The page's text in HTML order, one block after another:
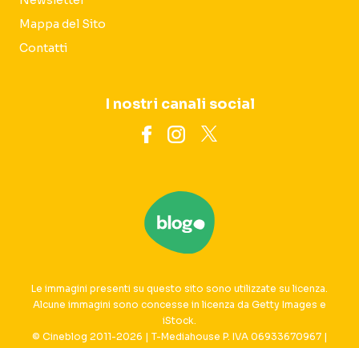
Mappa del Sito
Contatti
I nostri canali social
Le immagini presenti su questo sito sono utilizzate su licenza.
Alcune immagini sono concesse in licenza da Getty Images e
iStock.
© Cineblog 2011-2026 | T-Mediahouse P. IVA 06933670967 |